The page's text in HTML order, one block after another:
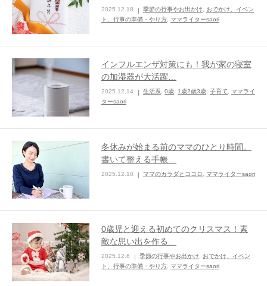
2025.12.18 季節の行事やお出かけ
おでかけ、イベン
ト、行事の準備・やり方 ママライターsaori
インフルエンザ対策にも！我が家の寝室
の加湿器が大活躍…
2025.12.14 生活系, 0歳, 1歳2歳3歳, 子育て, ママライ
ターsaori
冬休みが始まる前のママのひとり時間。
書いて整える手帳…
2025.12.10 ママのカラダとココロ ママライターsaori
0歳児と迎える初めてのクリスマス！素
敵な思い出を作る…
2025.12.6 季節の行事やお出かけ, おでかけ、イベン
ト、行事の準備・やり方, ママライターsaori